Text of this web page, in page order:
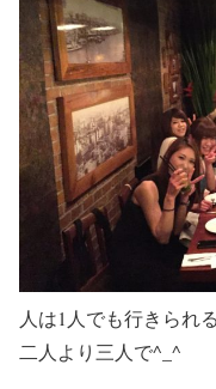
人は1人でも行きられ
二人より三人で^_^